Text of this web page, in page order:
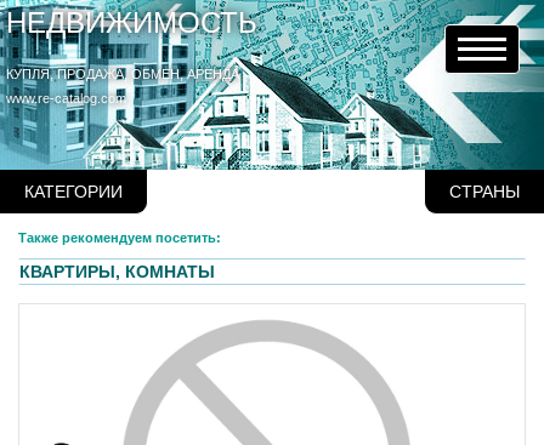
НЕДВИЖИМОСТЬ
КУПЛЯ, ПРОДАЖА, ОБМЕН, АРЕНДА
www.re-catalog.com
КАТЕГОРИИ СТРАНЫ
Также рекомендуем посетить:
КВАРТИРЫ, КОМНАТЫ